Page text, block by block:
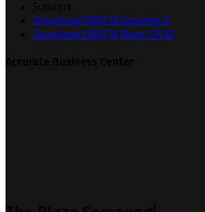
Download GRATIS Accurate 5
Download GRATIS Rene 2 POS